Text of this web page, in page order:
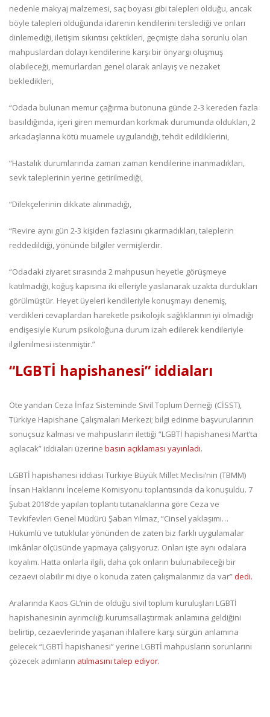
nedenle makyaj malzemesi, saç boyası gibi talepleri olduğu, ancak
böyle talepleri olduğunda idarenin kendilerini terslediği ve onları
dinlemediği, iletişim sıkıntısı çektikleri, geçmişte daha sorunlu olan
mahpuslardan dolayı kendilerine karşı bir önyargı oluşmuş
olabileceği, memurlardan genel olarak anlayış ve nezaket
bekledikleri,
“Odada bulunan memur çağırma butonuna günde 2-3 kereden fazla
basıldığında, içeri giren memurdan korkmak durumunda oldukları, 2
arkadaşlarına kötü muamele uygulandığı, tehdit edildiklerini,
“Hastalık durumlarında zaman zaman kendilerine inanmadıkları,
sevk taleplerinin yerine getirilmediği,
“Dilekçelerinin dikkate alınmadığı,
“Revire aynı gün 2-3 kişiden fazlasını çıkarmadıkları, taleplerin
reddedildiği, yönünde bilgiler vermişlerdir.
“Odadaki ziyaret sırasında 2 mahpusun heyetle görüşmeye
katılmadığı, koğuş kapısına iki elleriyle yaslanarak uzakta durdukları
görülmüştür. Heyet üyeleri kendileriyle konuşmayı denemiş,
verdikleri cevaplardan hareketle psikolojik sağlıklarının iyi olmadığı
endişesiyle Kurum psikoloğuna durum izah edilerek kendileriyle
ilgilenilmesi istenmiştir.”
“LGBTİ hapishanesi” iddiaları
Öte yandan Ceza İnfaz Sisteminde Sivil Toplum Derneği (CİSST),
Türkiye Hapishane Çalışmaları Merkezi; bilgi edinme başvurularının
sonuçsuz kalması ve mahpusların ilettiği “LGBTİ hapishanesi Mart’ta
açılacak” iddiaları üzerine basın açıklaması yayınladı.
LGBTİ hapishanesi iddiası Türkiye Büyük Millet Meclisi’nin (TBMM)
İnsan Haklarını İnceleme Komisyonu toplantısında da konuşuldu. 7
Şubat 2018’de yapılan toplantı tutanaklarına göre Ceza ve
Tevkifevleri Genel Müdürü Şaban Yılmaz, “Cinsel yaklaşımı…
Hükümlü ve tutuklular yönünden de zaten biz farklı uygulamalar
imkânlar ölçüsünde yapmaya çalışıyoruz. Onları işte aynı odalara
koyalım. Hatta onlarla ilgili, daha çok onların bulunabileceği bir
cezaevi olabilir mi diye o konuda zaten çalışmalarımız da var”dedi.
Aralarında Kaos GL’nin de olduğu sivil toplum kuruluşları LGBTİ
hapishanesinin ayrımcılığı kurumsallaştırmak anlamına geldiğini
belirtip, cezaevlerinde yaşanan ihlallere karşı sürgün anlamına
gelecek “LGBTİ hapishanesi” yerine LGBTİ mahpusların sorunlarını
çözecek adımların atılmasını talep ediyor.